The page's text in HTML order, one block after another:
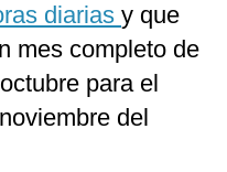
diarias y que
mes completo de
para el
del